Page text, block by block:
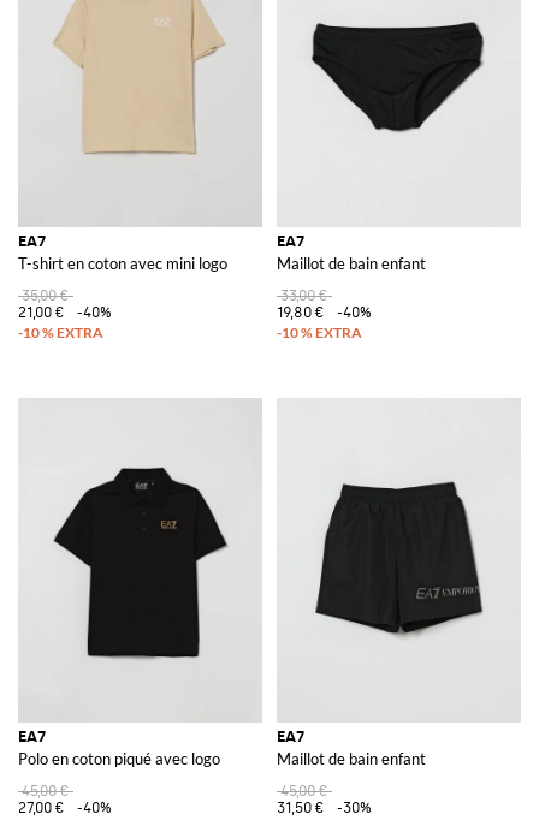
EA7
T-shirt en coton avec mini logo
35,00 €
21,00 €
-40%
EA7
Maillot de bain enfant
33,00 €
19,80 €
-40%
EA7
Polo en coton piqué avec logo
45,00 €
27,00 €
-40%
EA7
Maillot de bain enfant
45,00 €
31,50 €
-30%